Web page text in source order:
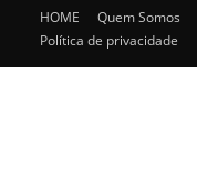
HOME Quem Somos
Política de privacidade